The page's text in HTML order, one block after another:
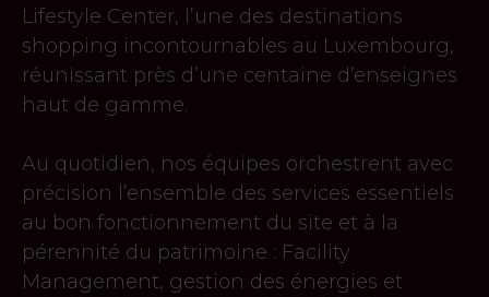
Lifestyle Center, l’une des destinations
shopping incontournables au Luxembourg,
réunissant près d’une centaine d’enseignes
haut de gamme.
Au quotidien, nos équipes orchestrent avec
précision l’ensemble des services essentiels
au bon fonctionnement du site et à la
pérennité du patrimoine : Facility
Management, gestion des énergies et